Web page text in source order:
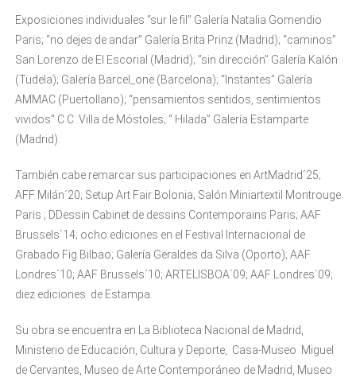
Exposiciones individuales “sur le fil” Galería Natalia Gomendio
Paris; “no dejes de andar” Galería Brita Prinz (Madrid); “caminos”
San Lorenzo de El Escorial (Madrid); ”sin dirección” Galería Kalón
(Tudela); Galería Barcel_one (Barcelona); “Instantes” Galería
AMMAC (Puertollano); “pensamientos sentidos, sentimientos
vividos” C.C. Villa de Móstoles; “ Hilada” Galería Estamparte
(Madrid).
También cabe remarcar sus participaciones en ArtMadrid´25;
AFF Milán´20; Setup Art Fair Bolonia; Salón Miniartextil Montrouge
Paris ; DDessin Cabinet de dessins Contemporains Paris; AAF
Brussels´14; ocho ediciones en el Festival Internacional de
Grabado Fig Bilbao; Galería Geraldes da Silva (Oporto); AAF
Londres´10; AAF Brussels´10; ARTELISBOA´09; AAF Londres´09;
diez ediciones de Estampa.
Su obra se encuentra en La Biblioteca Nacional de Madrid,
Ministerio de Educación, Cultura y Deporte, Casa-Museo Miguel
de Cervantes, Museo de Arte Contemporáneo de Madrid, Museo